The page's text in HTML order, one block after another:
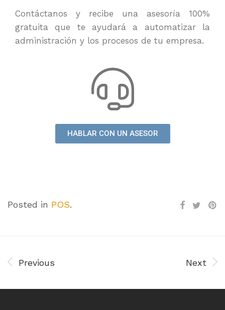
Contáctanos y recibe una asesoría 100%
gratuita que te ayudará a automatizar la
administración y los procesos de tu empresa.
HABLAR CON UN ASESOR
Posted in POS.
Previous Next